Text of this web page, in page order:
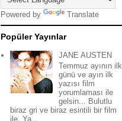
Powered by Translate
Popüler Yayınlar
JANE AUSTEN
Temmuz ayının ilk
günü ve ayın ilk
yazısı film
yorumlaması ile
gelsin... Bulutlu
biraz gri ve biraz esintili bir film
ile. Ya...